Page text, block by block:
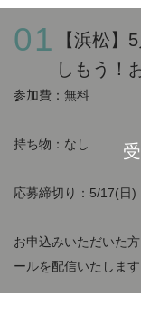
01
【浜松】
しもう！
参加費：無料
持ち物：なし
応募締切り：5/17(日)
お申込みいただいた
ールを配信いたします